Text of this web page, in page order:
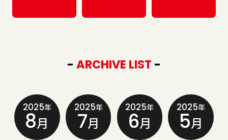
- ARCHIVE LIST -
2025年
8月
2025年
7月
2025年
6月
2025年
5月